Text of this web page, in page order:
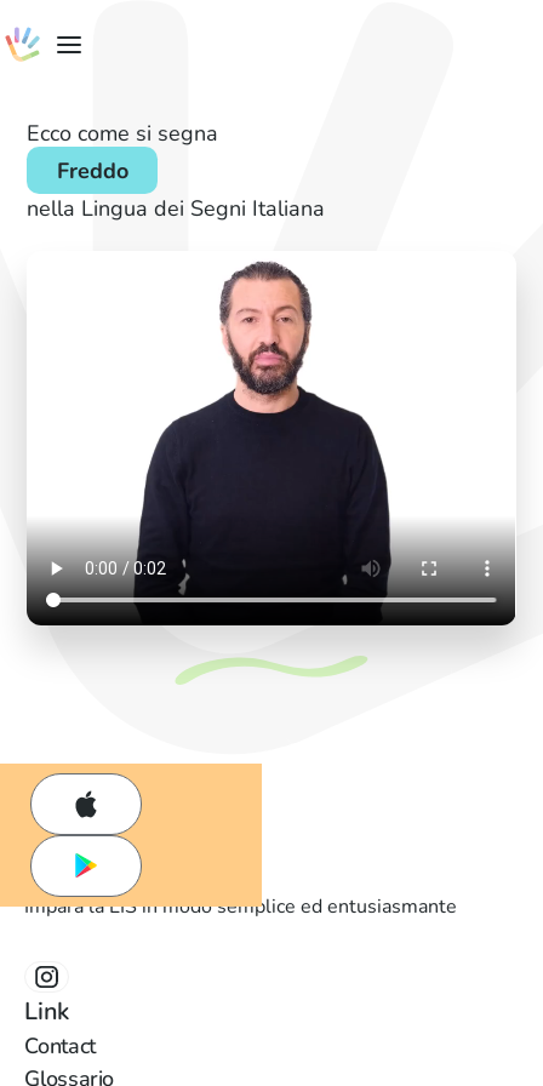
Ecco come si segna
Freddo
nella Lingua dei Segni Italiana
Impara la LIS in modo semplice ed entusiasmante
Link
Contact
Glossario